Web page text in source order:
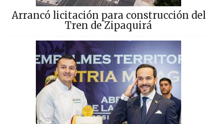
Arrancó licitación para construcción del
Tren de Zipaquirá